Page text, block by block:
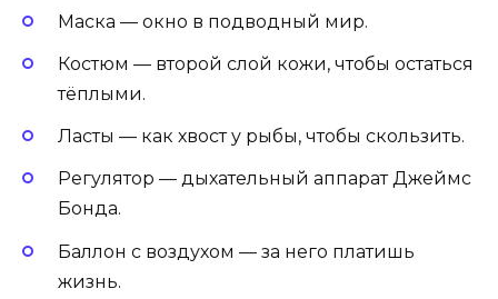
Маска — окно в подводный мир.
Костюм — второй слой кожи, чтобы остаться
тёплыми.
Ласты — как хвост у рыбы, чтобы скользить.
Регулятор — дыхательный аппарат Джеймс
Бонда.
Баллон с воздухом — за него платишь
жизнь.